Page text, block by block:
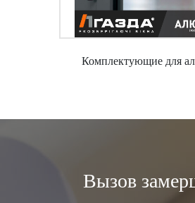
качество готовой продукции.
Комплектующие для
Вызов